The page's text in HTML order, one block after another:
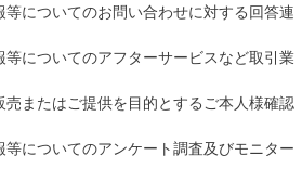
についてのお問い合わせに対する回答連
についてのアフターサービスなど取引業
またはご提供を目的とするご本人様確認
についてのアンケート調査及びモニター